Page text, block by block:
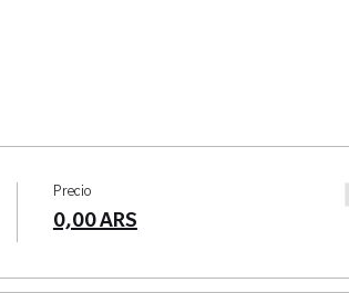
Precio
0,00 ARS